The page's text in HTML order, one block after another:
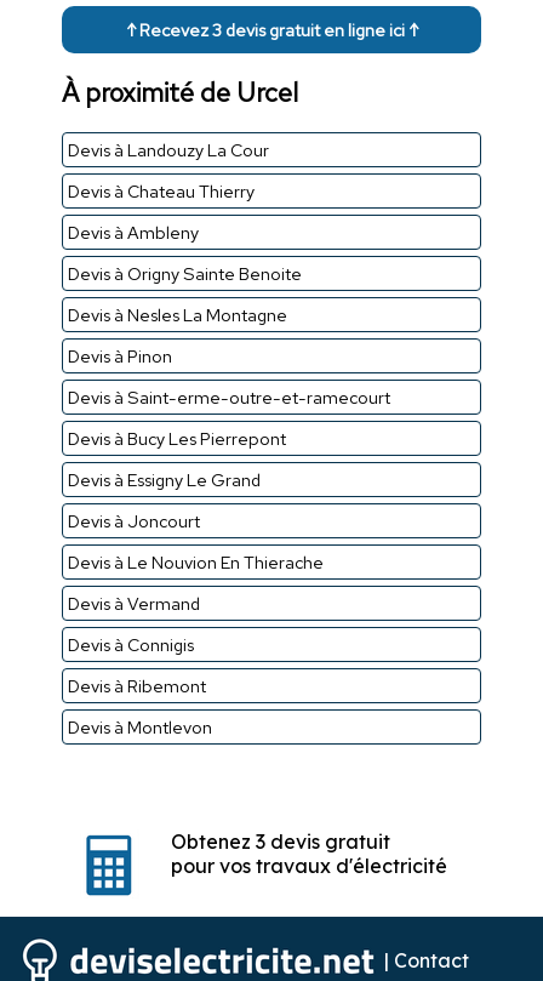
↑ Recevez 3 devis gratuit en ligne ici ↑
À proximité de Urcel
Devis à Landouzy La Cour
Devis à Chateau Thierry
Devis à Ambleny
Devis à Origny Sainte Benoite
Devis à Nesles La Montagne
Devis à Pinon
Devis à Saint-erme-outre-et-ramecourt
Devis à Bucy Les Pierrepont
Devis à Essigny Le Grand
Devis à Joncourt
Devis à Le Nouvion En Thierache
Devis à Vermand
Devis à Connigis
Devis à Ribemont
Devis à Montlevon
Obtenez 3 devis gratuit
pour vos travaux d'électricité
| Contact